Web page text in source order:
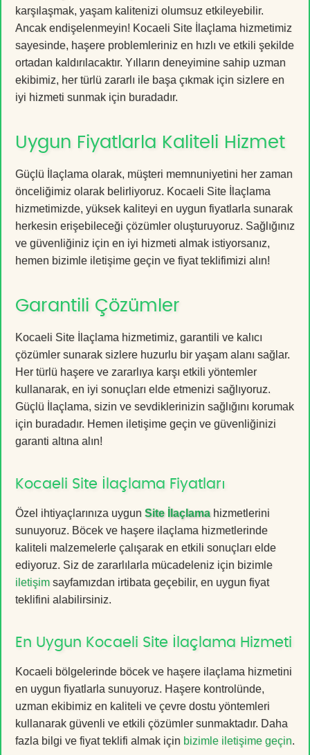
karşılaşmak, yaşam kalitenizi olumsuz etkileyebilir.
Ancak endişelenmeyin! Kocaeli Site İlaçlama hizmetimiz
sayesinde, haşere problemleriniz en hızlı ve etkili şekilde
ortadan kaldırılacaktır. Yılların deneyimine sahip uzman
ekibimiz, her türlü zararlı ile başa çıkmak için sizlere en
iyi hizmeti sunmak için buradadır.
Uygun Fiyatlarla Kaliteli Hizmet
Güçlü İlaçlama olarak, müşteri memnuniyetini her zaman
önceliğimiz olarak belirliyoruz. Kocaeli Site İlaçlama
hizmetimizde, yüksek kaliteyi en uygun fiyatlarla sunarak
herkesin erişebileceği çözümler oluşturuyoruz. Sağlığınız
ve güvenliğiniz için en iyi hizmeti almak istiyorsanız,
hemen bizimle iletişime geçin ve fiyat teklifimizi alın!
Garantili Çözümler
Kocaeli Site İlaçlama hizmetimiz, garantili ve kalıcı
çözümler sunarak sizlere huzurlu bir yaşam alanı sağlar.
Her türlü haşere ve zararlıya karşı etkili yöntemler
kullanarak, en iyi sonuçları elde etmenizi sağlıyoruz.
Güçlü İlaçlama, sizin ve sevdiklerinizin sağlığını korumak
için buradadır. Hemen iletişime geçin ve güvenliğinizi
garanti altına alın!
Kocaeli Site İlaçlama Fiyatları
Özel ihtiyaçlarınıza uygun Site İlaçlamahizmetlerini
sunuyoruz. Böcek ve haşere ilaçlama hizmetlerinde
kaliteli malzemelerle çalışarak en etkili sonuçları elde
ediyoruz. Siz de zararlılarla mücadeleniz için bizimle
iletişim sayfamızdan irtibata geçebilir, en uygun fiyat
teklifini alabilirsiniz.
En Uygun Kocaeli Site İlaçlama Hizmeti
Kocaeli bölgelerinde böcek ve haşere ilaçlama hizmetini
en uygun fiyatlarla sunuyoruz. Haşere kontrolünde,
uzman ekibimiz en kaliteli ve çevre dostu yöntemleri
kullanarak güvenli ve etkili çözümler sunmaktadır. Daha
fazla bilgi ve fiyat teklifi almak için bizimle iletişime geçin.